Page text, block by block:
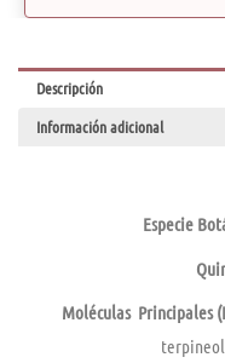
Descripción
Información adicional
Especie
MoléculasPrincipales
terpineol